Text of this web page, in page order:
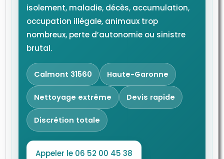
isolement, maladie, décès, accumulation,
occupation illégale, animaux trop
nombreux, perte d’autonomie ou sinistre
brutal.
Calmont 31560 Haute-Garonne
Nettoyage extrême Devis rapide
Discrétion totale
Appeler le 06 52 00 45 38